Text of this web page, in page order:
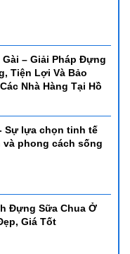
– Giải Pháp Đựng
Tiện Lợi Và Bảo
Nhà Hàng Tại Hồ
Sự lựa chọn tinh tế
phong cách sống
Đựng Sữa Chua Ở
Giá Tốt